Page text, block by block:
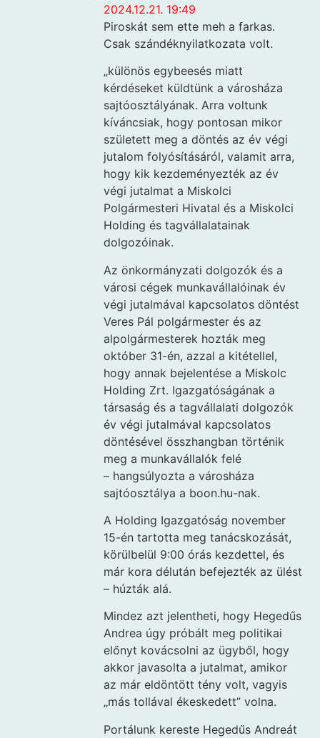
2024.12.21. 19:49
Piroskát sem ette meh a farkas.
Csak szándéknyilatkozata volt.
„különös egybeesés miatt
kérdéseket küldtünk a városháza
sajtóosztályának. Arra voltunk
kíváncsiak, hogy pontosan mikor
született meg a döntés az év végi
jutalom folyósításáról, valamit arra,
hogy kik kezdeményezték az év
végi jutalmat a Miskolci
Polgármesteri Hivatal és a Miskolci
Holding és tagvállalatainak
dolgozóinak.
Az önkormányzati dolgozók és a
városi cégek munkavállalóinak év
végi jutalmával kapcsolatos döntést
Veres Pál polgármester és az
alpolgármesterek hozták meg
október 31-én, azzal a kitétellel,
hogy annak bejelentése a Miskolc
Holding Zrt. Igazgatóságának a
társaság és a tagvállalati dolgozók
év végi jutalmával kapcsolatos
döntésével összhangban történik
meg a munkavállalók felé
– hangsúlyozta a városháza
sajtóosztálya a boon.hu-nak.
A Holding Igazgatóság november
15-én tartotta meg tanácskozását,
körülbelül 9:00 órás kezdettel, és
már kora délután befejezték az ülést
– húzták alá.
Mindez azt jelentheti, hogy Hegedűs
Andrea úgy próbált meg politikai
előnyt kovácsolni az ügyből, hogy
akkor javasolta a jutalmat, amikor
az már eldöntött tény volt, vagyis
„más tollával ékeskedett” volna.
Portálunk kereste Hegedűs Andreát